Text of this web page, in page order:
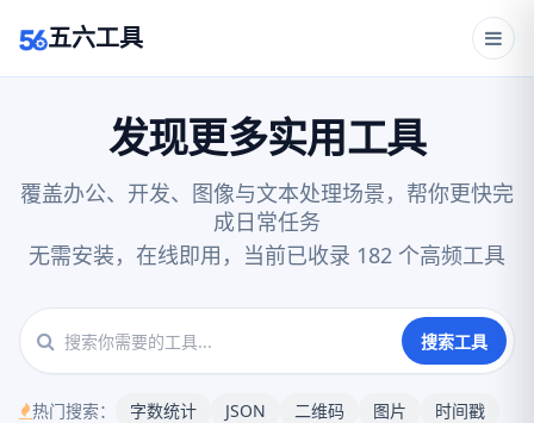
五六工具
发现更多实用工具
覆盖办公、开发、图像与文本处理场景，帮你更快完
成日常任务
无需安装，在线即用，当前已收录 182 个高频工具
搜索工具
热门搜索： 字数统计 JSON 二维码 图片
时间戳